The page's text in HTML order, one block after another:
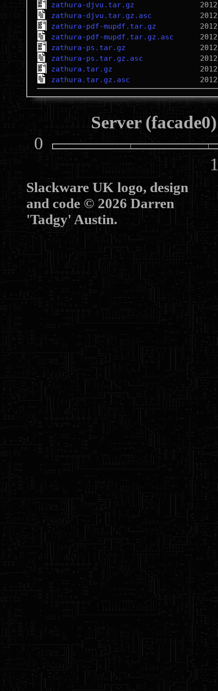
zathura-djvu.tar.gz
zathura-djvu.tar.gz.asc
zathura-pdf-mupdf.tar.gz
zathura-pdf-mupdf.tar.gz.asc
zathura-ps.tar.gz
zathura-ps.tar.gz.asc
zathura.tar.gz
zathura.tar.gz.asc
Server
0
Slackware UK logo, design
and code © 2026 Darren
'Tadgy' Austin.